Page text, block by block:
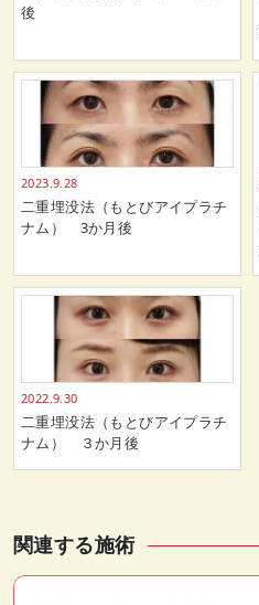
後
2023.9.28
二重埋没法（もとびアイプラチ
ナム） 3か月後
2022.9.30
二重埋没法（もとびアイプラチ
ナム） ３か月後
関連する施術